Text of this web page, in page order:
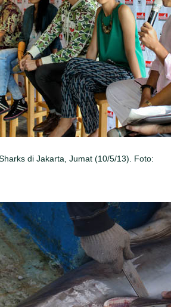
di Jakarta, Jumat (10/5/13). Foto: